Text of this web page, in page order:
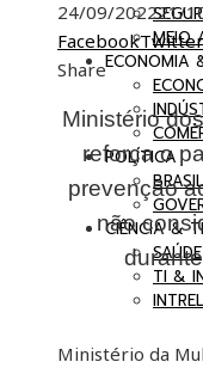
MEIO
ECONOMIA
POLÍTICA
CIÊNCIA &
SAÚDE
TI &
24/09/202221/
FacebookTwitter
Share
Ministério
reforça o
prevenção
não
Ministério da